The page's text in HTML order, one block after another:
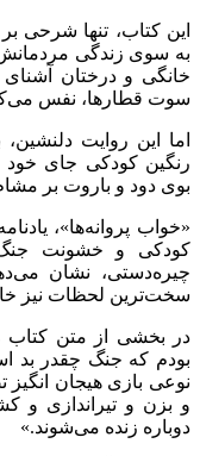
این کتاب، تنها شرحی
به سوی زندگی مردمانش:
خانگی و درختان
سوت قطارها، نفس
اما این روایت
رنگین کودکی جای خود
بوی دود و باروت بر
«خواب پروانه‌ها»،
کودکی و خشونت جنگ
چیره‌دستی، نشان
سخت‌ترین لحظات نیز
در بخشی از متن کتاب
بودم که جنگ چقدر بد
نوعی بازی هیجان انگیز
و بزن و تیراندازی و
دوباره زنده می‌شوند.»